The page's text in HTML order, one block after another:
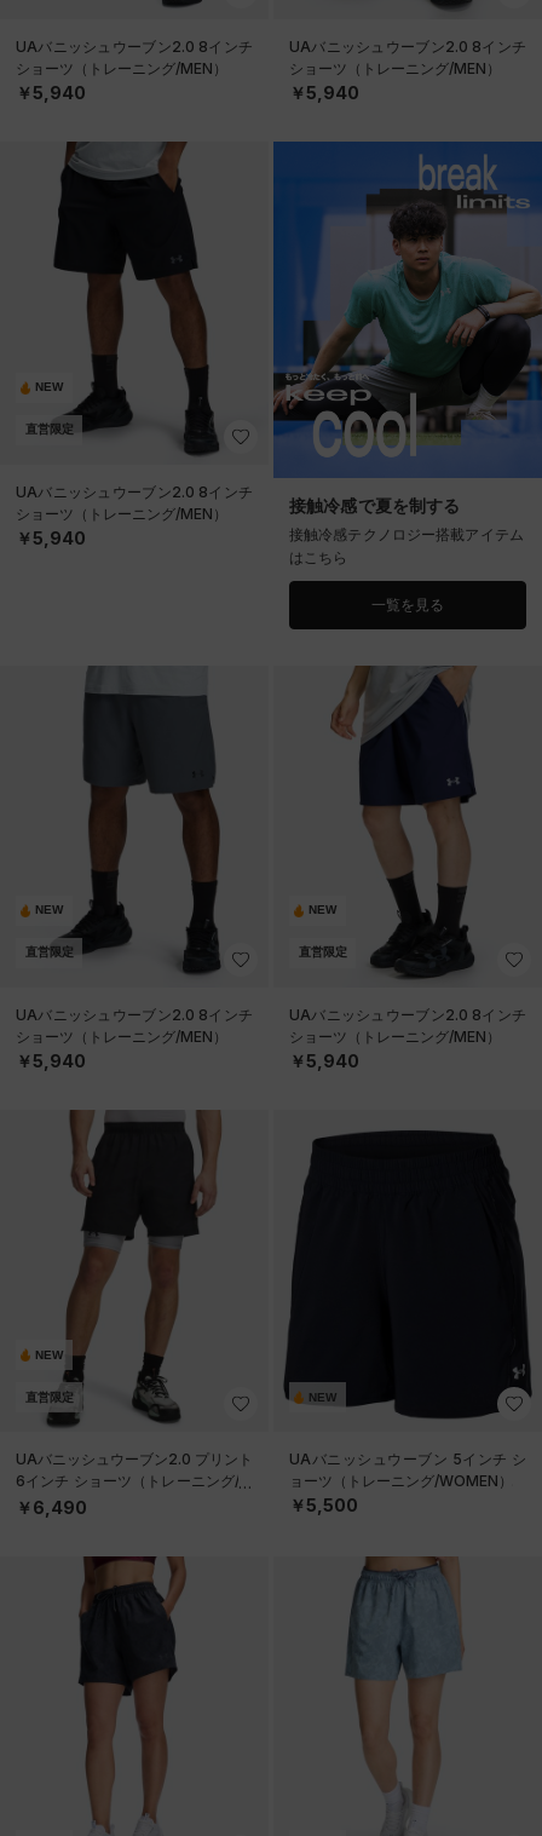
UAバニッシュウーブン2.0 8インチ
ショーツ（トレーニング/MEN）
￥5,940
UAバニッシュウーブン2.0 8インチ
ショーツ（トレーニング/MEN）
￥5,940
NEW
直営限定
UAバニッシュウーブン2.0 8インチ
ショーツ（トレーニング/MEN）
￥5,940
接触冷感で夏を制する
接触冷感テクノロジー搭載アイテム
はこちら
一覧を見る
NEW
直営限定
UAバニッシュウーブン2.0 8インチ
ショーツ（トレーニング/MEN）
￥5,940
NEW
直営限定
UAバニッシュウーブン2.0 8インチ
ショーツ（トレーニング/MEN）
￥5,940
NEW
直営限定
UAバニッシュウーブン2.0 プリント
6インチ ショーツ（トレーニング/M
EN）
￥6,490
NEW
UAバニッシュウーブン 5インチ シ
ョーツ（トレーニング/WOMEN）
￥5,500